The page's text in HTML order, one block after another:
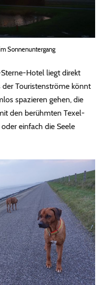
Sonnenuntergang
Hotel liegt direkt
der Touristenströme könnt
spazieren gehen, die
den berühmten Texel-
einfach die Seele